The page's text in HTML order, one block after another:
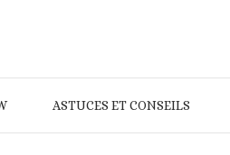
ASTUCES ET CONSEILS